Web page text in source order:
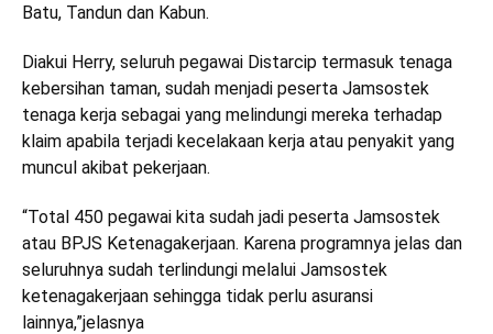
Batu, Tandun dan Kabun.
Diakui Herry, seluruh pegawai Distarcip termasuk tenaga
kebersihan taman, sudah menjadi peserta Jamsostek
tenaga kerja sebagai yang melindungi mereka terhadap
klaim apabila terjadi kecelakaan kerja atau penyakit yang
muncul akibat pekerjaan.
“Total 450 pegawai kita sudah jadi peserta Jamsostek
atau BPJS Ketenagakerjaan. Karena programnya jelas dan
seluruhnya sudah terlindungi melalui Jamsostek
ketenagakerjaan sehingga tidak perlu asuransi
lainnya,”jelasnya